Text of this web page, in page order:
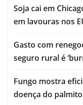
Soja cai em
em lavouras nos
Gasto com
seguro rural é
Fungo mostra
doença do